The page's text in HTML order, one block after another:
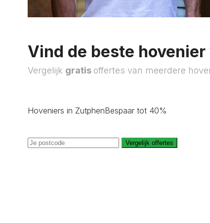
Vind de beste
Vergelijk gratis offertes van meerdere
Hoveniers in ZutphenBespaar tot 40%
Vergelijk offertes